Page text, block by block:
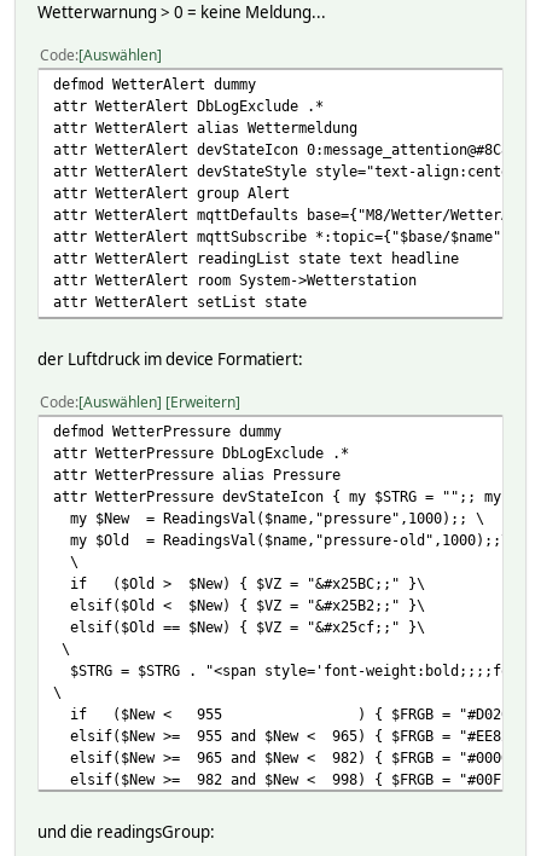
Wetterwarnung > 0 = keine Meldung...
Code Auswählen
defmod WetterAlert dummy
attr WetterAlert DbLogExclude .*
attr WetterAlert alias Wettermeldung
attr WetterAlert devStateIcon 0:message_attention@#8C8C8C
attr WetterAlert devStateStyle style="text-
attr WetterAlert group Alert
attr WetterAlert mqttDefaults base={"M8/Wetter/
attr WetterAlert mqttSubscribe *:topic={"$base/$name"}
attr WetterAlert readingList state text headline
attr WetterAlert room System->Wetterstation
attr WetterAlert setList state
der Luftdruck im device Formatiert:
Code Auswählen Erweitern
defmod WetterPressure dummy
attr WetterPressure DbLogExclude .*
attr WetterPressure alias Pressure
attr WetterPressure devStateIcon { my $STRG = "";; my
my $New = ReadingsVal($name,"pressure",1000);; \
my $Old = ReadingsVal($name,"pressure-old",1000);;\
\
if ($Old > $New) { $VZ = "&#x25BC;;" }\
elsif($Old < $New) { $VZ = "&#x25B2;;" }\
elsif($Old == $New) { $VZ = "&#x25cf;;" }\
\
$STRG = $STRG . "<span style='font-
\
if ($New < 955 ) { $FRGB = "#D02090"
elsif($New >= 955 and $New < 965) { $FRGB =
elsif($New >= 965 and $New < 982) { $FRGB =
elsif($New >= 982 and $New < 998) { $FRGB =
elsif($New >= 1016 and $New < 1032) { $FRGB =
elsif($New >= 1032 and $New < 1050) { $FRGB =
und die readingsGroup: